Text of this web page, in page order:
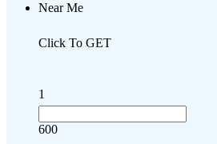
Near Me
Click To GET
1
600